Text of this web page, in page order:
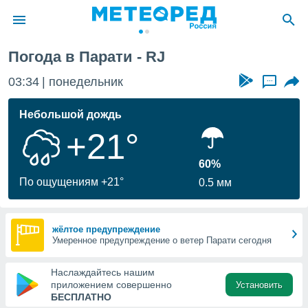
о
Вы можете
к этому
доступ
Погода в Парати - RJ
03:34 понедельник ...
Небольшой дождь
+21°
По ощущениям +21°
60%
0.5 мм
жёлтое предупреждение
Умеренное предупреждение о ветер Парати сегодня
Наслаждайтесь нашим
приложением совершенно
БЕСПЛАТНО
Установить